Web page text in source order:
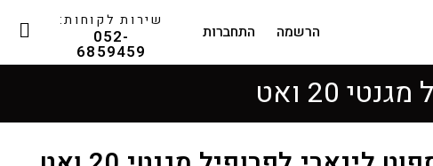
הרשמה התחברות
שירות לקוחות:
052-
6859459